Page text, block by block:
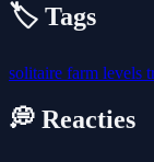
🏷️ Tags
solitaire farm levels
💭 Reacties